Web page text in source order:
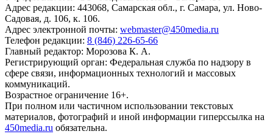
Адрес редакции: 443068, Самарская обл., г. Самара, ул. Ново-
Садовая, д. 106, к. 106.
Адрес электронной почты: webmaster@450media.ru
Телефон редакции: 8 (846) 226-65-66
Главный редактор: Морозова К. А.
Регистрирующий орган: Федеральная служба по надзору в
сфере связи, информационных технологий и массовых
коммуникаций.
Возрастное ограничение 16+.
При полном или частичном использовании текстовых
материалов, фотографий и иной информации гиперссылка на
450media.ru обязательна.